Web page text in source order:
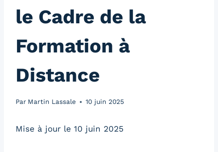
le Cadre de la
Formation à
Distance
Par Martin Lassale 10 juin 2025
Mise à jour le 10 juin 2025